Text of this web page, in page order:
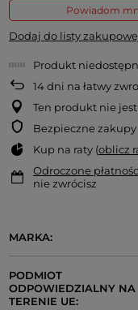
Powiadom
Dodaj do listy
Produkt
14dni na łatwy
Ten produkt nie
Bezpieczne zakupy
Kup na raty (oblicz
Odroczone
nie zwrócisz
MARKA
PODMIOT
ODPOWIEDZIALNY NA
TERENIE UE